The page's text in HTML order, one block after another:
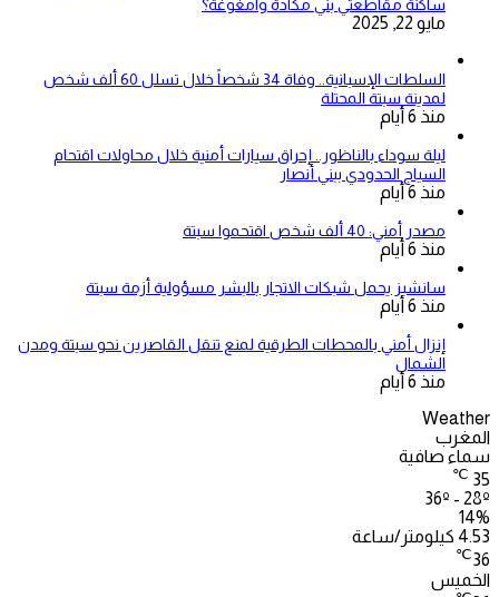
ساكنة مقاطعتي بني مكادة وامغوغة؟
مايو 22, 2025
السلطات الإسبانية.. وفاة 34 شخصاً خلال تسلل 60 ألف شخص
لمدينة سبتة المحتلة
منذ 6 أيام
ليلة سوداء بالناظور.. إحراق سيارات أمنية خلال محاولات اقتحام
السياج الحدودي ببني أنصار
منذ 6 أيام
مصدر أمني: 40 ألف شخص اقتحموا سبتة
منذ 6 أيام
سانشيز يحمل شبكات الاتجار بالبشر مسؤولية أزمة سبتة
منذ 6 أيام
إنزال أمني بالمحطات الطرقية لمنع تنقل القاصرين نحو سبتة ومدن
الشمال
منذ 6 أيام
Weather
المغرب
سماء صافية
35
℃
36º - 28º
14%
4.53 كيلومتر/ساعة
36
℃
الخميس